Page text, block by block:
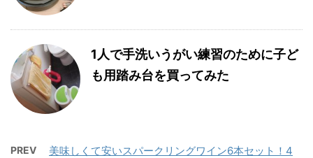
1人で手洗いうがい練習のために子ど
も用踏み台を買ってみた
PREV
美味しくて安いスパークリングワイン6本セット！4